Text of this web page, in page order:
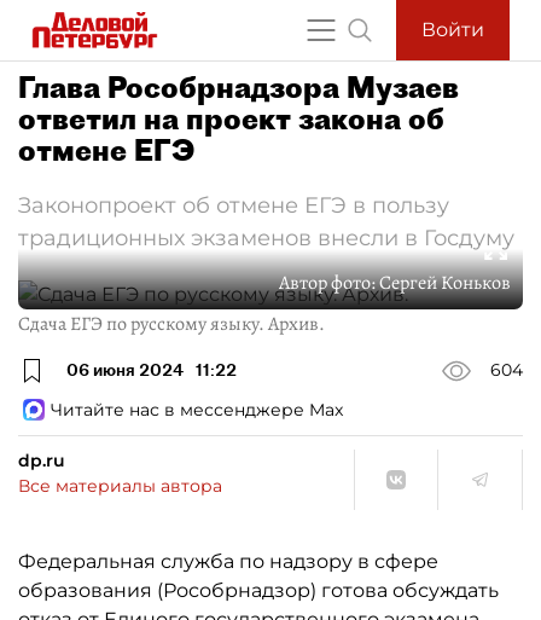
Войти
Глава Рособрнадзора Музаев
ответил на проект закона об
отмене ЕГЭ
Законопроект об отмене ЕГЭ в пользу
традиционных экзаменов внесли в Госдуму
Автор фото:Сергей Коньков
Сдача ЕГЭ по русскому языку. Архив.
06 июня 2024 11:22
604
Читайте нас в мессенджере Max
dp.ru
Все материалы автора
Федеральная служба по надзору в сфере
образования (Рособрнадзор) готова обсуждать